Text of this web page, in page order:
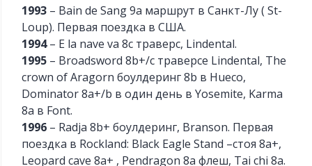
1993 – Bain de Sang 9a маршрут в Санкт-Лу ( St-
Loup). Первая поездка в США.
1994– E la nave va 8c траверс, Lindental.
1995 – Broadsword 8b+/c траверсe Lindental, The
crown of Aragorn боулдеринг 8b в Hueco,
Dominator 8a+/b в один день в Yosemite, Karma
8a в Font.
1996 – Radja 8b+ боулдеринг, Branson. Первая
поездка в Rockland: Black Eagle Stand –стоя 8a+,
Leopard cave 8a+ , Pendragon 8a флеш, Tai chi 8a.